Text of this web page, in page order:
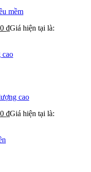
mềm
₫Giá hiện tại là:
cao
₫Giá hiện tại là: